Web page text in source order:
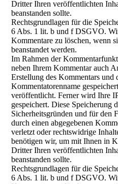
Dritter Ihren veröffentlichten
beanstanden sollte.
Rechtsgrundlagen für die
6 Abs. 1 lit. b und f DSGVO.
Kommentare zu löschen, wenn
beanstandet werden.
Im Rahmen der
neben Ihrem Kommentar auch
Erstellung des Kommentars und
Kommentatorenname
veröffentlicht. Ferner wird Ihre
gespeichert. Diese Speicherung
Sicherheitsgründen und für den
durch einen abgegebenen
verletzt oder rechtswidrige
benötigen wir, um mit Ihnen in
Dritter Ihren veröffentlichten
beanstanden sollte.
Rechtsgrundlagen für die
6 Abs. 1 lit. b und f DSGVO.